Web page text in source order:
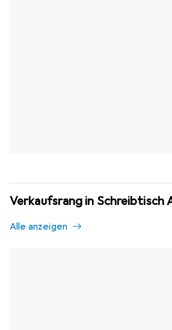
Verkaufsrang in Schreibtisch
Alle anzeigen